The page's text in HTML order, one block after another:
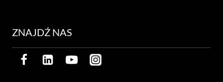
ZNAJDŹ NAS